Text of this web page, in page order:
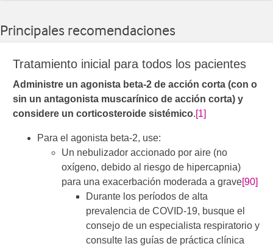
Principales recomendaciones
Tratamiento inicial para todos los pacientes
Administre un agonista beta-2 de acción corta (con o
sin un antagonista muscarínico de acción corta) y
considere un corticosteroide sistémico.[1]
Para el agonista beta-2, use:
Un nebulizador accionado por aire (no
oxígeno, debido al riesgo de hipercapnia)
para una exacerbación moderada a grave[90]
Durante los períodos de alta
prevalencia de COVID-19, busque el
consejo de un especialista respiratorio y
consulte las guías de práctica clínica